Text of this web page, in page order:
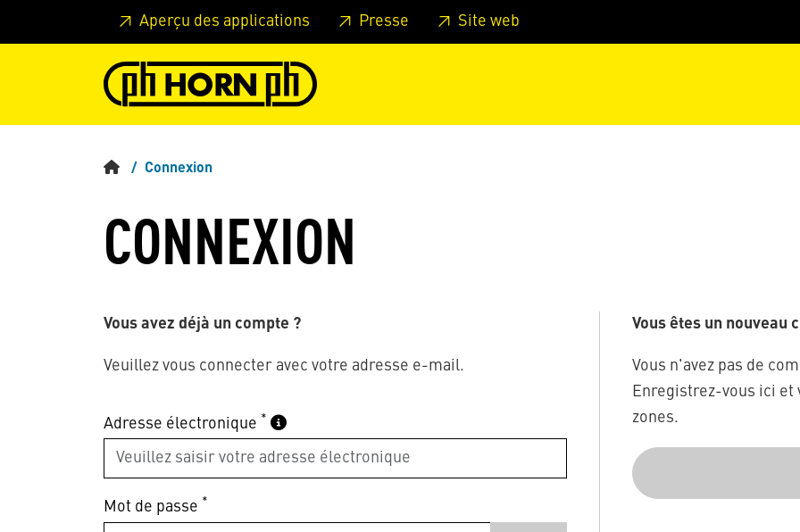
Skip to main content Passer à l'en-tête de la page Passer au pied de page
Aperçu des applications Presse Site web
Connexion
CONNEXION
Vous avez déjà un compte ?
Veuillez vous connecter avec votre adresse e-mail.
Adresse électronique *
Mot de passe *
Vous êtes un nouveau
Vous n'avez pas de
Enregistrez-vous ici et
zones.